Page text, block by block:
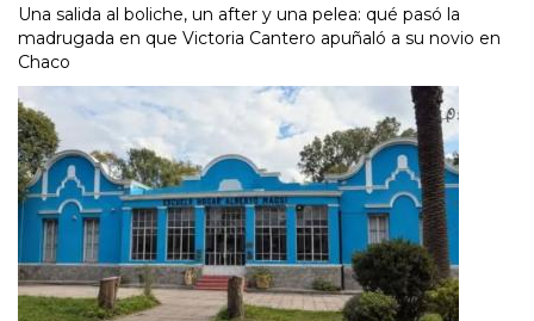
Una salida al boliche, un after y una pelea: qué pasó la
madrugada en que Victoria Cantero apuñaló a su novio en
Chaco